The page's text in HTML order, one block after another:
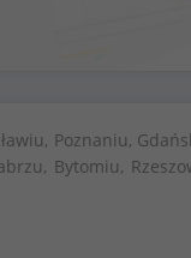
Poznaniu,
Bytomiu,